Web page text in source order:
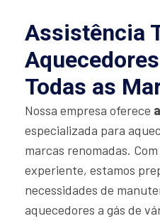
Assistência
Todas as
Nossa empresa oferece
especializada para
marcas renomadas.
experiente, estamos
necessidades de
aquecedores a gás de